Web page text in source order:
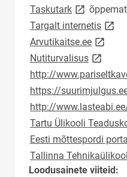
Taskutarklink opens on
Targalt internetislink
Arvutikaitse.eelink
Nutiturvalisuslink
http://
https://
http://
Tartu Ülikooli
Eesti mõttespordi
Tallinna
Loodusainete viiteid: